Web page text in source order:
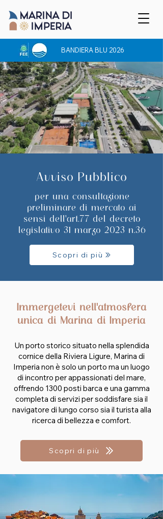
BANDIERA BLU 2026
Avviso Pubblico
per una consultazione
preliminare di mercato ai
sensi dell'art.77 del decreto
legislativo 31 marzo 2023 n.36
Scopri di più
Immergetevi nell'atmosfera
unica di Marina di Imperia
Un porto storico situato nella splendida
cornice della Riviera Ligure, Marina di
Imperia non è solo un porto ma un luogo
di incontro per appassionati del mare,
offrendo 1300 posti barca e una gamma
completa di servizi per soddisfare sia il
navigatore di lungo corso sia il turista alla
ricerca di bellezza e comfort.
Scopri di più